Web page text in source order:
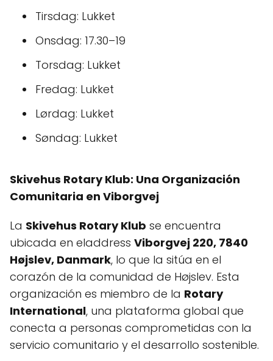
Tirsdag: Lukket
Onsdag: 17.30–19
Torsdag: Lukket
Fredag: Lukket
Lørdag: Lukket
Søndag: Lukket
Skivehus Rotary Klub: Una Organización
Comunitaria en Viborgvej
La Skivehus Rotary Klub se encuentra
ubicada en eladdress Viborgvej 220, 7840
Højslev, Danmark, lo que la sitúa en el
corazón de la comunidad de Højslev. Esta
organización es miembro de la Rotary
International, una plataforma global que
conecta a personas comprometidas con la
servicio comunitario y el desarrollo sostenible.